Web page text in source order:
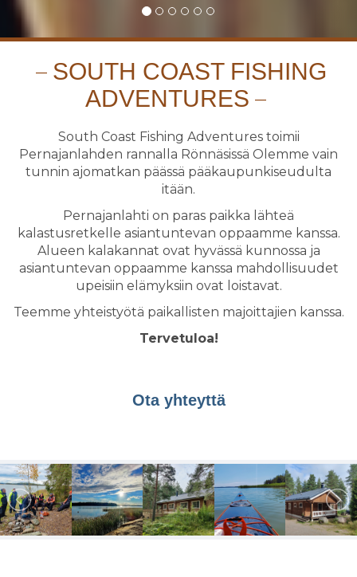
SOUTH COAST FISHING
ADVENTURES
South Coast Fishing Adventures toimii
Pernajanlahden rannalla Rönnäsissä Olemme vain
tunnin ajomatkan päässä pääkaupunkiseudulta
itään.
Pernajanlahti on paras paikka lähteä
kalastusretkelle asiantuntevan oppaamme kanssa.
Alueen kalakannat ovat hyvässä kunnossa ja
asiantuntevan oppaamme kanssa mahdollisuudet
upeisiin elämyksiin ovat loistavat.
Teemme yhteistyötä paikallisten majoittajien kanssa.
Tervetuloa!
Ota yhteyttä